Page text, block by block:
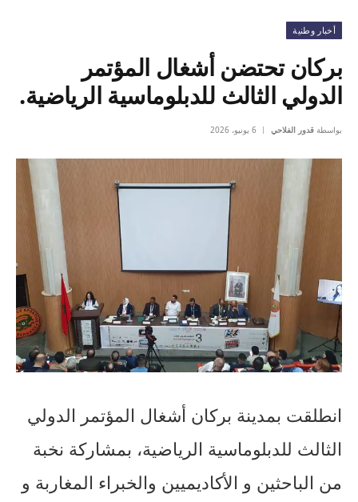
أخبار وطنية
بركان تحتضن أشغال المؤتمر
الدولي الثالث للدبلوماسية الرياضية.
بواسطة قدور الفلاحي 6 يونيو، 2026
انطلقت بمدينة بركان أشغال المؤتمر الدولي
الثالث للدبلوماسية الرياضية، بمشاركة نخبة
من الباحثين و الأكاديميين والخبراء المغاربة و